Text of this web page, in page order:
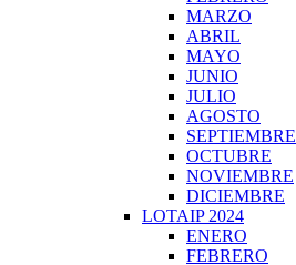
MARZO
ABRIL
MAYO
JUNIO
JULIO
AGOSTO
SEPTIEMBRE
OCTUBRE
NOVIEMBRE
DICIEMBRE
LOTAIP 2024
ENERO
FEBRERO